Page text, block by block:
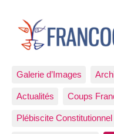
Galerie d’Images
Actualités Coups
Plébiscite Constitutionnel